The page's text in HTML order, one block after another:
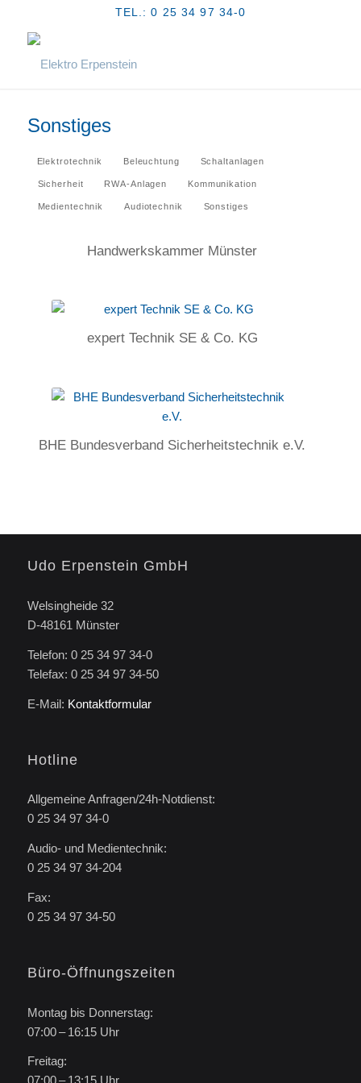
TEL.: 0 25 34 97 34-0
Sonstiges
Elektrotechnik Beleuchtung Schaltanlagen
Sicherheit RWA-Anlagen Kommunikation
Medientechnik Audiotechnik Sonstiges
Handwerkskammer Münster
expert Technik SE & Co. KG
BHE Bundesverband Sicherheitstechnik e.V.
Udo Erpenstein GmbH
Welsingheide 32
D-48161 Münster
Telefon: 0 25 34 97 34-0
Telefax: 0 25 34 97 34-50
E-Mail: Kontaktformular
Hotline
Allgemeine Anfragen/24h-Notdienst:
0 25 34 97 34-0
Audio- und Medientechnik:
0 25 34 97 34-204
Fax:
0 25 34 97 34-50
Büro-Öffnungszeiten
Montag bis Donnerstag:
07:00 – 16:15 Uhr
Freitag: